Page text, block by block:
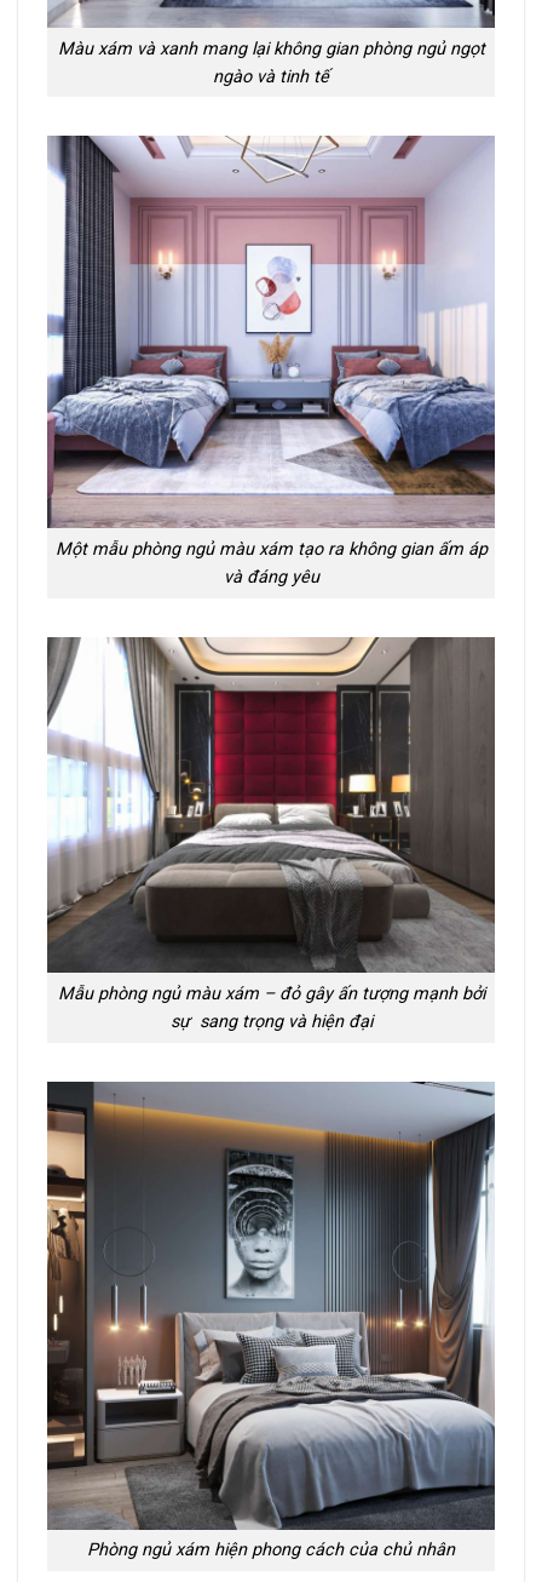
Màu xám và xanh mang lại không gian phòng ngủ ngọt
ngào và tinh tế
Một mẫu phòng ngủ màu xám tạo ra không gian ấm áp
và đáng yêu
Mẫu phòng ngủ màu xám – đỏ gây ấn tượng mạnh bởi
sự sang trọng và hiện đại
Phòng ngủ xám hiện phong cách của chủ nhân